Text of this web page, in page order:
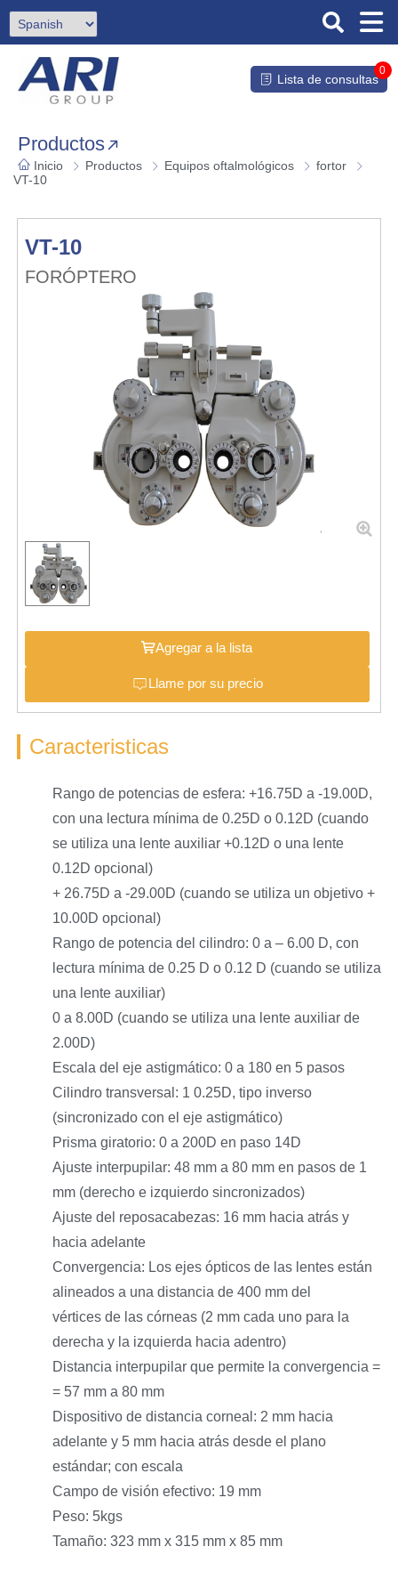
Lista de consultas
0
Productos
Inicio Productos Equipos oftalmológicos
fortor
VT-10
VT-10
FORÓPTERO
Agregar a la lista
Llame por su precio
Caracteristicas
Rango de potencias de esfera: +16.75D a -19.00D,
con una lectura mínima de 0.25D o 0.12D (cuando
se utiliza una lente auxiliar +0.12D o una lente
0.12D opcional)
+ 26.75D a -29.00D (cuando se utiliza un objetivo +
10.00D ​​opcional)
Rango de potencia del cilindro: 0 a – 6.00 D, con
lectura mínima de 0.25 D o 0.12 D (cuando se utiliza
una lente auxiliar)
0 a 8.00D (cuando se utiliza una lente auxiliar de
2.00D)
Escala del eje astigmático: 0 a 180 en 5 pasos
Cilindro transversal: 1 0.25D, tipo inverso
(sincronizado con el eje astigmático)
Prisma giratorio: 0 a 200D en paso 14D
Ajuste interpupilar: 48 mm a 80 mm en pasos de 1
mm (derecho e izquierdo sincronizados)
Ajuste del reposacabezas: 16 mm hacia atrás y
hacia adelante
Convergencia: Los ejes ópticos de las lentes están
alineados a una distancia de 400 mm del
vértices de las córneas (2 mm cada uno para la
derecha y la izquierda hacia adentro)
Distancia interpupilar que permite la convergencia =
= 57 mm a 80 mm
Dispositivo de distancia corneal: 2 mm hacia
adelante y 5 mm hacia atrás desde el plano
estándar; con escala
Campo de visión efectivo: 19 mm
Peso: 5kgs
Tamaño: 323 mm x 315 mm x 85 mm